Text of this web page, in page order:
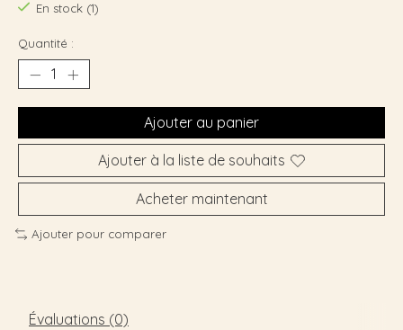
En stock (1)
Quantité :
Ajouter au panier
Ajouter à la liste de souhaits
Acheter maintenant
Ajouter pour comparer
Évaluations (0)